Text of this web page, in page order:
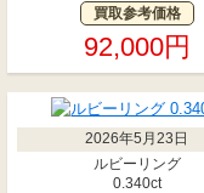
買取参考価格
92,000円
2026年5月23日
ルビーリング
0.340ct